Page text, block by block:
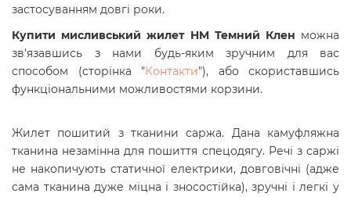
застосуванням довгі роки.
Купити мисливський жилет HM Темний Клен можна
зв'язавшись з нами будь-яким зручним для вас
способом (сторінка "Контакти"), або скориставшись
функціональними можливостями корзини.
Жилет пошитий з тканини саржа. Дана камуфляжна
тканина незамінна для пошиття спецодягу. Речі з саржі
не накопичують статичної електрики, довговічні (адже
сама тканина дуже міцна і зносостійка), зручні і легкі у